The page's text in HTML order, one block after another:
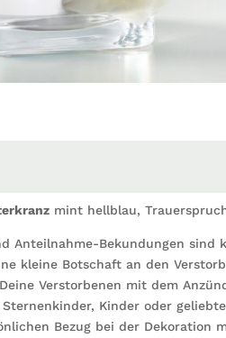
mint hellblau,
Anteilnahme-Bekundungen sind
kleine Botschaft an den
Verstorbenen mit dem
Kinder oder
Bezug bei der Dekoration